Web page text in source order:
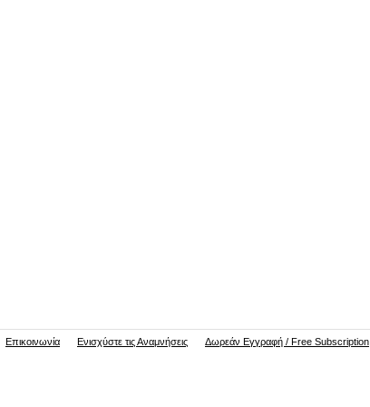
Επικοινωνία Ενισχύστε τις Αναμνήσεις Δωρεάν Εγγραφή / Free Subscription